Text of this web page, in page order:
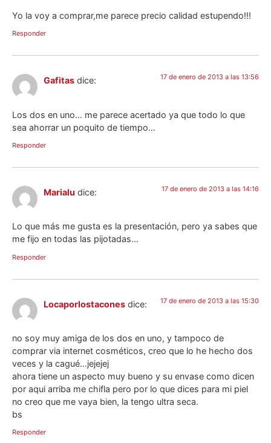
Yo la voy a comprar,me parece precio calidad estupendo!!!
Responder
Gafitas dice: 17 de enero de 2013 a las 13:56
Los dos en uno… me parece acertado ya que todo lo que
sea ahorrar un poquito de tiempo…
Responder
Marialu dice: 17 de enero de 2013 a las 14:16
Lo que más me gusta es la presentación, pero ya sabes que
me fijo en todas las pijotadas…
Responder
Locaporlostacones dice: 17 de enero de 2013 a las 15:30
no soy muy amiga de los dos en uno, y tampoco de
comprar via internet cosméticos, creo que lo he hecho dos
veces y la cagué…jejejej
ahora tiene un aspecto muy bueno y su envase como dicen
por aqui arriba me chifla pero por lo que dices para mi piel
no creo que me vaya bien, la tengo ultra seca.
bs
Responder